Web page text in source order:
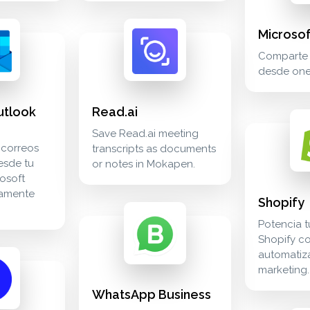
desde
microsoft outlook y conviértelos en oportunidades de
email recibe y envía correos electrónicos desde tu cuenta
tu
read.ai save read.ai meeting transcripts as
Read.ai
Save Read.ai meeting
transcripts as documents
or notes in Mokapen.
shopify
Shopify
Potencia
Shopify
marketing.
transcripts as documents or notes in mokapen. meetings
whatsapp business reach your contacts on
communication
WhatsApp Business